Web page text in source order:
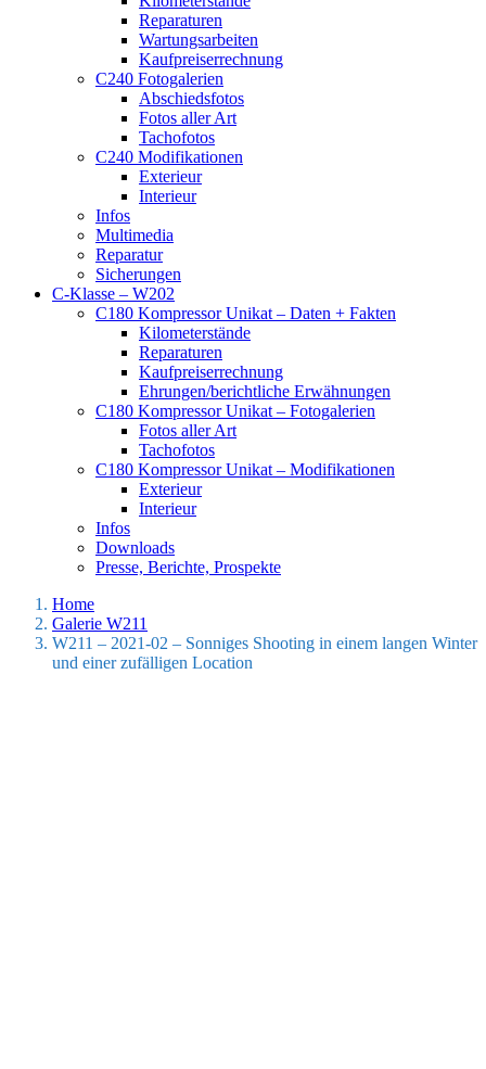
Reparaturen
Wartungsarbeiten
Kaufpreiserrechnung
C240 Fotogalerien
Abschiedsfotos
Fotos aller Art
Tachofotos
C240 Modifikationen
Exterieur
Interieur
Infos
Multimedia
Reparatur
Sicherungen
C-Klasse – W202
C180 Kompressor Unikat – Daten + Fakten
Kilometerstände
Reparaturen
Kaufpreiserrechnung
Ehrungen/berichtliche Erwähnungen
C180 Kompressor Unikat – Fotogalerien
Fotos aller Art
Tachofotos
C180 Kompressor Unikat – Modifikationen
Exterieur
Interieur
Infos
Downloads
Presse, Berichte, Prospekte
Home
Galerie W211
W211 – 2021-02 – Sonniges Shooting in einem langen Winter
und einer zufälligen Location